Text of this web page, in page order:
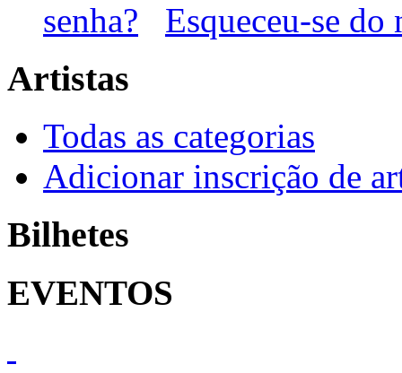
senha?
Esqueceu-se
Artistas
Todas as categorias
Adicionar inscrição de
Bilhetes
EVENTOS